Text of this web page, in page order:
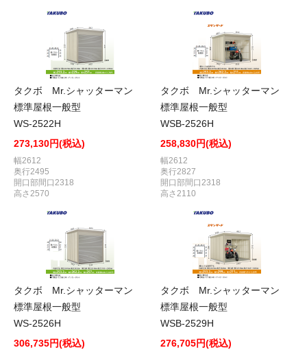
タクボ Mr.シャッターマン
標準屋根一般型
WS-2522H
273,130円(税込)
幅2612
奥行2495
開口部間口2318
高さ2570
タクボ Mr.シャッターマン
標準屋根一般型
WSB-2526H
258,830円(税込)
幅2612
奥行2827
開口部間口2318
高さ2110
タクボ Mr.シャッターマン
標準屋根一般型
WS-2526H
306,735円(税込)
タクボ Mr.シャッターマン
標準屋根一般型
WSB-2529H
276,705円(税込)